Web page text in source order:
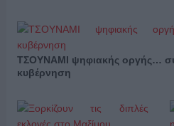
ΤΣΟΥΝΑΜΙ ψηφιακής οργής…
κυβέρνηση